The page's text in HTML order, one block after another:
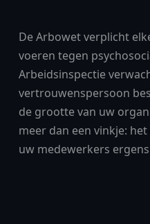
De Arbowet verplicht
voeren tegen
Arbeidsinspectie
vertrouwenspersoon
de grootte van uw
meer dan een vinkje:
uw medewerkers